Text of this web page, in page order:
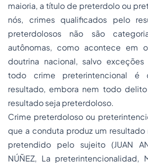
maioria, a título de preterdolo ou
nós, crimes qualificados pelo
preterdolosos não são
autônomas, como acontece em
doutrina nacional, salvo
todo crime preterintencional é
resultado, embora nem todo
resultado seja preterdoloso.
Crime preterdoloso ou
que a conduta produz um
pretendido pelo sujeito (JUAN
NÚÑEZ, La preterintencionalidad,